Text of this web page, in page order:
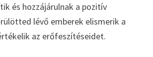
és hozzájárulnak a pozitív
lévő emberek elismerik a
az erőfeszítéseidet.